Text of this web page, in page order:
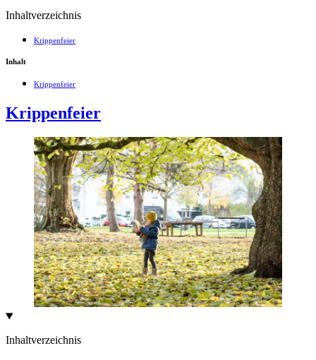
Inhaltverzeichnis
Krippenfeier
Inhalt
Krippenfeier
Krippenfeier
Inhaltverzeichnis